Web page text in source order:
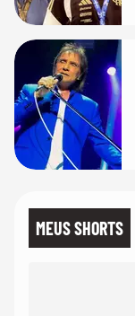
MEUS SHORTS